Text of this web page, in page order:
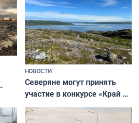
НОВОСТИ
Северяне могут принять
участие в конкурсе «Край у
северной границы: фотогид
по Печенгскому округу»